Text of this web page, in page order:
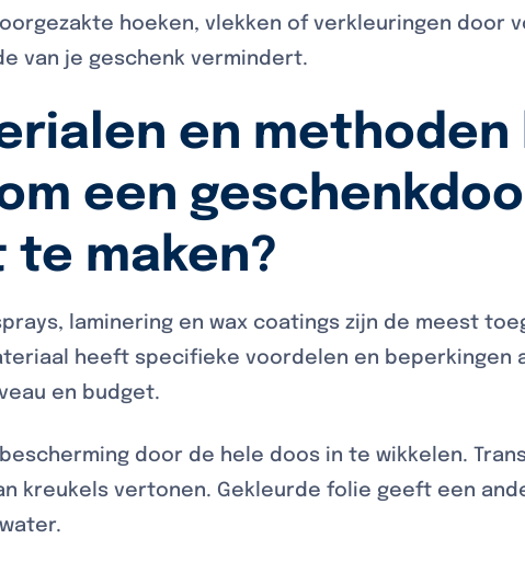
hoeken, vlekken of verkleuringen door
van je geschenk vermindert.
en methoden
een
maken?
laminering en wax coatings zijn de meest
heeft specifieke voordelen en beperkingen
en budget.
door de hele doos in te wikkelen.
kreukels vertonen. Gekleurde folie geeft een